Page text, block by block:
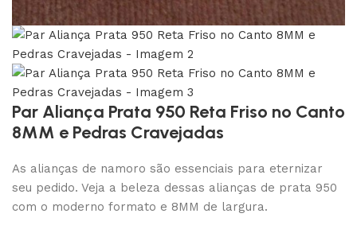
Par Aliança Prata 950 Reta Friso no Canto
8MM e Pedras Cravejadas
As alianças de namoro são essenciais para eternizar
seu pedido. Veja a beleza dessas alianças de prata 950
com o moderno formato e 8MM de largura.